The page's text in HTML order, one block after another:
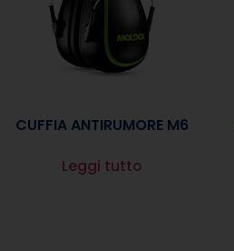
CUFFIA ANTIRUMORE M6
Leggi tutto